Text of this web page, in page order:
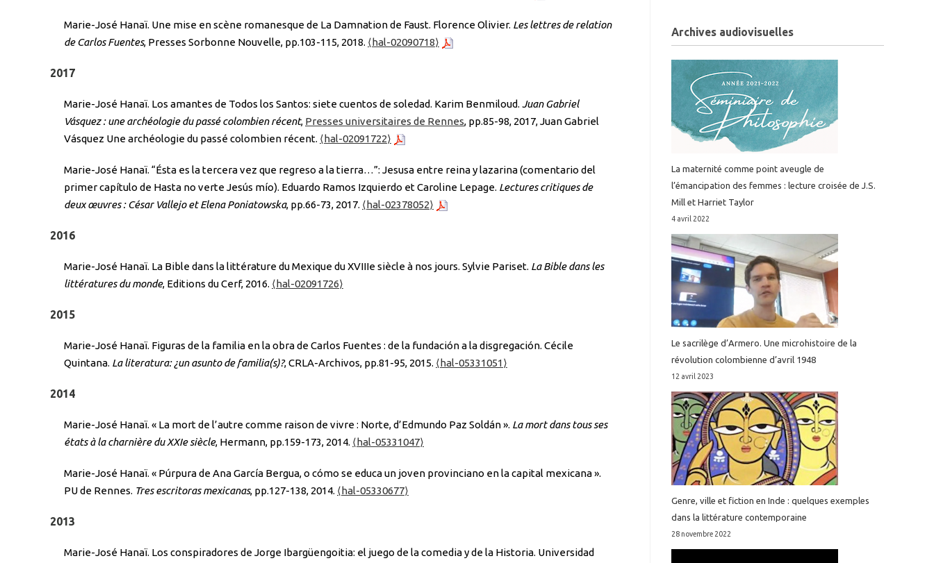
Marie-José Hanaï. Une mise en scène romanesque de La Damnation de Faust. Florence Olivier. Les lettres de relation
de Carlos Fuentes, Presses Sorbonne Nouvelle, pp.103-115, 2018. ⟨hal-02090718⟩
2017
Marie-José Hanaï. Los amantes de Todos los Santos: siete cuentos de soledad. Karim Benmiloud. Juan Gabriel
Vásquez : une archéologie du passé colombien récent, Presses universitaires de Rennes, pp.85-98, 2017, Juan Gabriel
Vásquez Une archéologie du passé colombien récent. ⟨hal-02091722⟩
Marie-José Hanaï. “Ésta es la tercera vez que regreso a la tierra…”: Jesusa entre reina y lazarina (comentario del
primer capítulo de Hasta no verte Jesús mío). Eduardo Ramos Izquierdo et Caroline Lepage. Lectures critiques de
deux œuvres : César Vallejo et Elena Poniatowska, pp.66-73, 2017. ⟨hal-02378052⟩
2016
Marie-José Hanaï. La Bible dans la littérature du Mexique du XVIIIe siècle à nos jours. Sylvie Pariset. La Bible dans les
littératures du monde, Editions du Cerf, 2016. ⟨hal-02091726⟩
2015
Marie-José Hanaï. Figuras de la familia en la obra de Carlos Fuentes : de la fundación a la disgregación. Cécile
Quintana. La literatura: ¿un asunto de familia(s)?, CRLA-Archivos, pp.81-95, 2015. ⟨hal-05331051⟩
2014
Marie-José Hanaï. « La mort de l’autre comme raison de vivre : Norte, d’Edmundo Paz Soldán ». La mort dans tous ses
états à la charnière du XXIe siècle, Hermann, pp.159-173, 2014. ⟨hal-05331047⟩
Marie-José Hanaï. « Púrpura de Ana García Bergua, o cómo se educa un joven provinciano en la capital mexicana ».
PU de Rennes. Tres escritoras mexicanas, pp.127-138, 2014. ⟨hal-05330677⟩
2013
Marie-José Hanaï. Los conspiradores de Jorge Ibargüengoitia: el juego de la comedia y de la Historia. Universidad
Archives audiovisuelles
La maternité comme point aveugle de
l’émancipation des femmes : lecture croisée de J.S.
Mill et Harriet Taylor
4 avril 2022
Le sacrilège d’Armero. Une microhistoire de la
révolution colombienne d’avril 1948
12 avril 2023
Genre, ville et fiction en Inde : quelques exemples
dans la littérature contemporaine
28 novembre 2022